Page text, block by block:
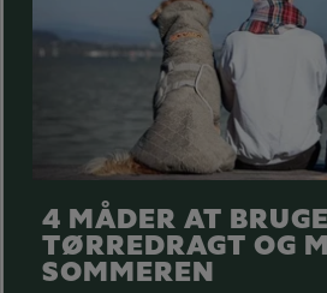
4 MÅDER AT
TØRREDRAGT OG
SOMMEREN